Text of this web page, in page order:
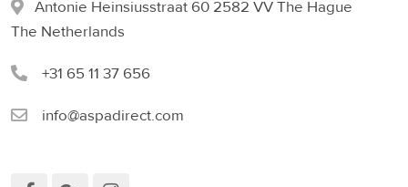
Antonie Heinsiusstraat 60 2582 VV The Hague
The Netherlands
+31 65 11 37 656
info@aspadirect.com